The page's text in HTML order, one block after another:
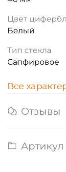
Цвет
Белый
Тип стекла
Сапфировое
Все
Отзывы
Артикул